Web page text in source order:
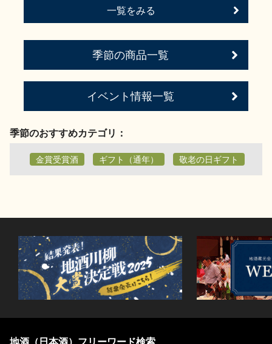
一覧をみる
季節の商品一覧
イベント情報一覧
季節のおすすめカテゴリ：
金賞受賞酒 ギフト（通年） 敬老の日ギフト